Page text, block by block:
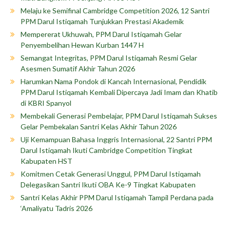
Melaju ke Semifinal Cambridge Competition 2026, 12 Santri
PPM Darul Istiqamah Tunjukkan Prestasi Akademik
Mempererat Ukhuwah, PPM Darul Istiqamah Gelar
Penyembelihan Hewan Kurban 1447 H
Semangat Integritas, PPM Darul Istiqamah Resmi Gelar
Asesmen Sumatif Akhir Tahun 2026
Harumkan Nama Pondok di Kancah Internasional, Pendidik
PPM Darul Istiqamah Kembali Dipercaya Jadi Imam dan Khatib
di KBRI Spanyol
Membekali Generasi Pembelajar, PPM Darul Istiqamah Sukses
Gelar Pembekalan Santri Kelas Akhir Tahun 2026
Uji Kemampuan Bahasa Inggris Internasional, 22 Santri PPM
Darul Istiqamah Ikuti Cambridge Competition Tingkat
Kabupaten HST
Komitmen Cetak Generasi Unggul, PPM Darul Istiqamah
Delegasikan Santri Ikuti OBA Ke-9 Tingkat Kabupaten
Santri Kelas Akhir PPM Darul Istiqamah Tampil Perdana pada
‘Amaliyatu Tadris 2026